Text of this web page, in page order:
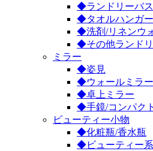
◆ランドリーバス
◆タオルハンガー
◆洗剤/リネンウ
◆その他ランド
ミラー
◆姿見
◆ウォールミラー
◆卓上ミラー
◆手鏡/コンパクト
ビューティー小物
◆化粧瓶/香水瓶
◆ビューティー